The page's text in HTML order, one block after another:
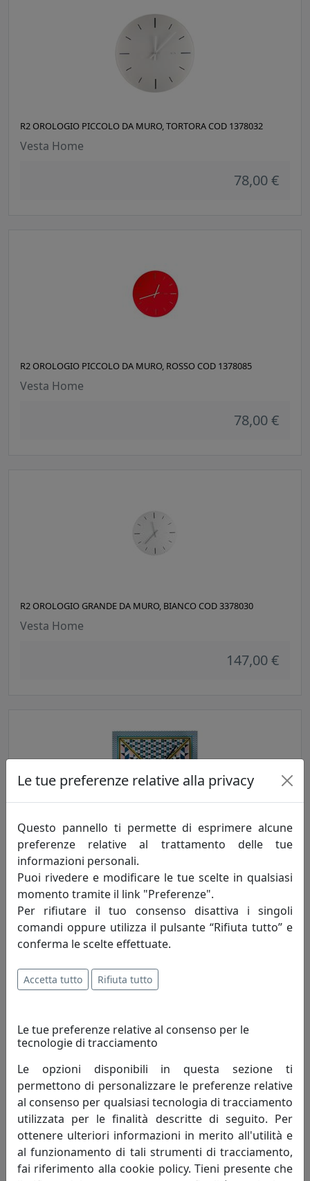
R2 OROLOGIO PICCOLO DA MURO, TORTORA COD 1378032
Vesta Home
78,00 €
R2 OROLOGIO PICCOLO DA MURO, ROSSO COD 1378085
Vesta Home
78,00 €
R2 OROLOGIO GRANDE DA MURO, BIANCO COD 3378030
Vesta Home
147,00 €
OROLOGIO PICCOLO DECOR, COLLEZIONE VESTA HOME, COLORE
MODERN, CODICE 04225-D46
Vesta Home
80,00 €
OROLOGIO PICCOLO DECOR, COLLEZIONE VESTA HOME, COLORE
FOULARD, CODICE 04225-D47
Vesta Home
80,00 €
Le tue preferenze relative alla privacy
Questo pannello ti permette di esprimere alcune
preferenze relative al trattamento delle tue
informazioni personali.
Puoi rivedere e modificare le tue scelte in qualsiasi
momento tramite il link "Preferenze".
Per rifiutare il tuo consenso disattiva i singoli
comandi oppure utilizza il pulsante “Rifiuta tutto” e
conferma le scelte effettuate.
Accetta tutto Rifiuta tutto
Le tue preferenze relative al consenso per le
tecnologie di tracciamento
Le opzioni disponibili in questa sezione ti
permettono di personalizzare le preferenze relative
al consenso per qualsiasi tecnologia di tracciamento
utilizzata per le finalità descritte di seguito. Per
ottenere ulteriori informazioni in merito all'utilità e
al funzionamento di tali strumenti di tracciamento,
fai riferimento alla cookie policy. Tieni presente che